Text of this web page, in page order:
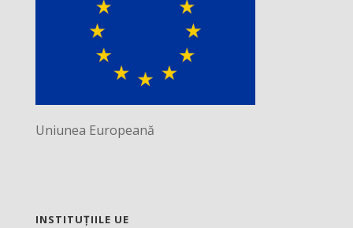
Uniunea Europeană
INSTITUȚIILE UE